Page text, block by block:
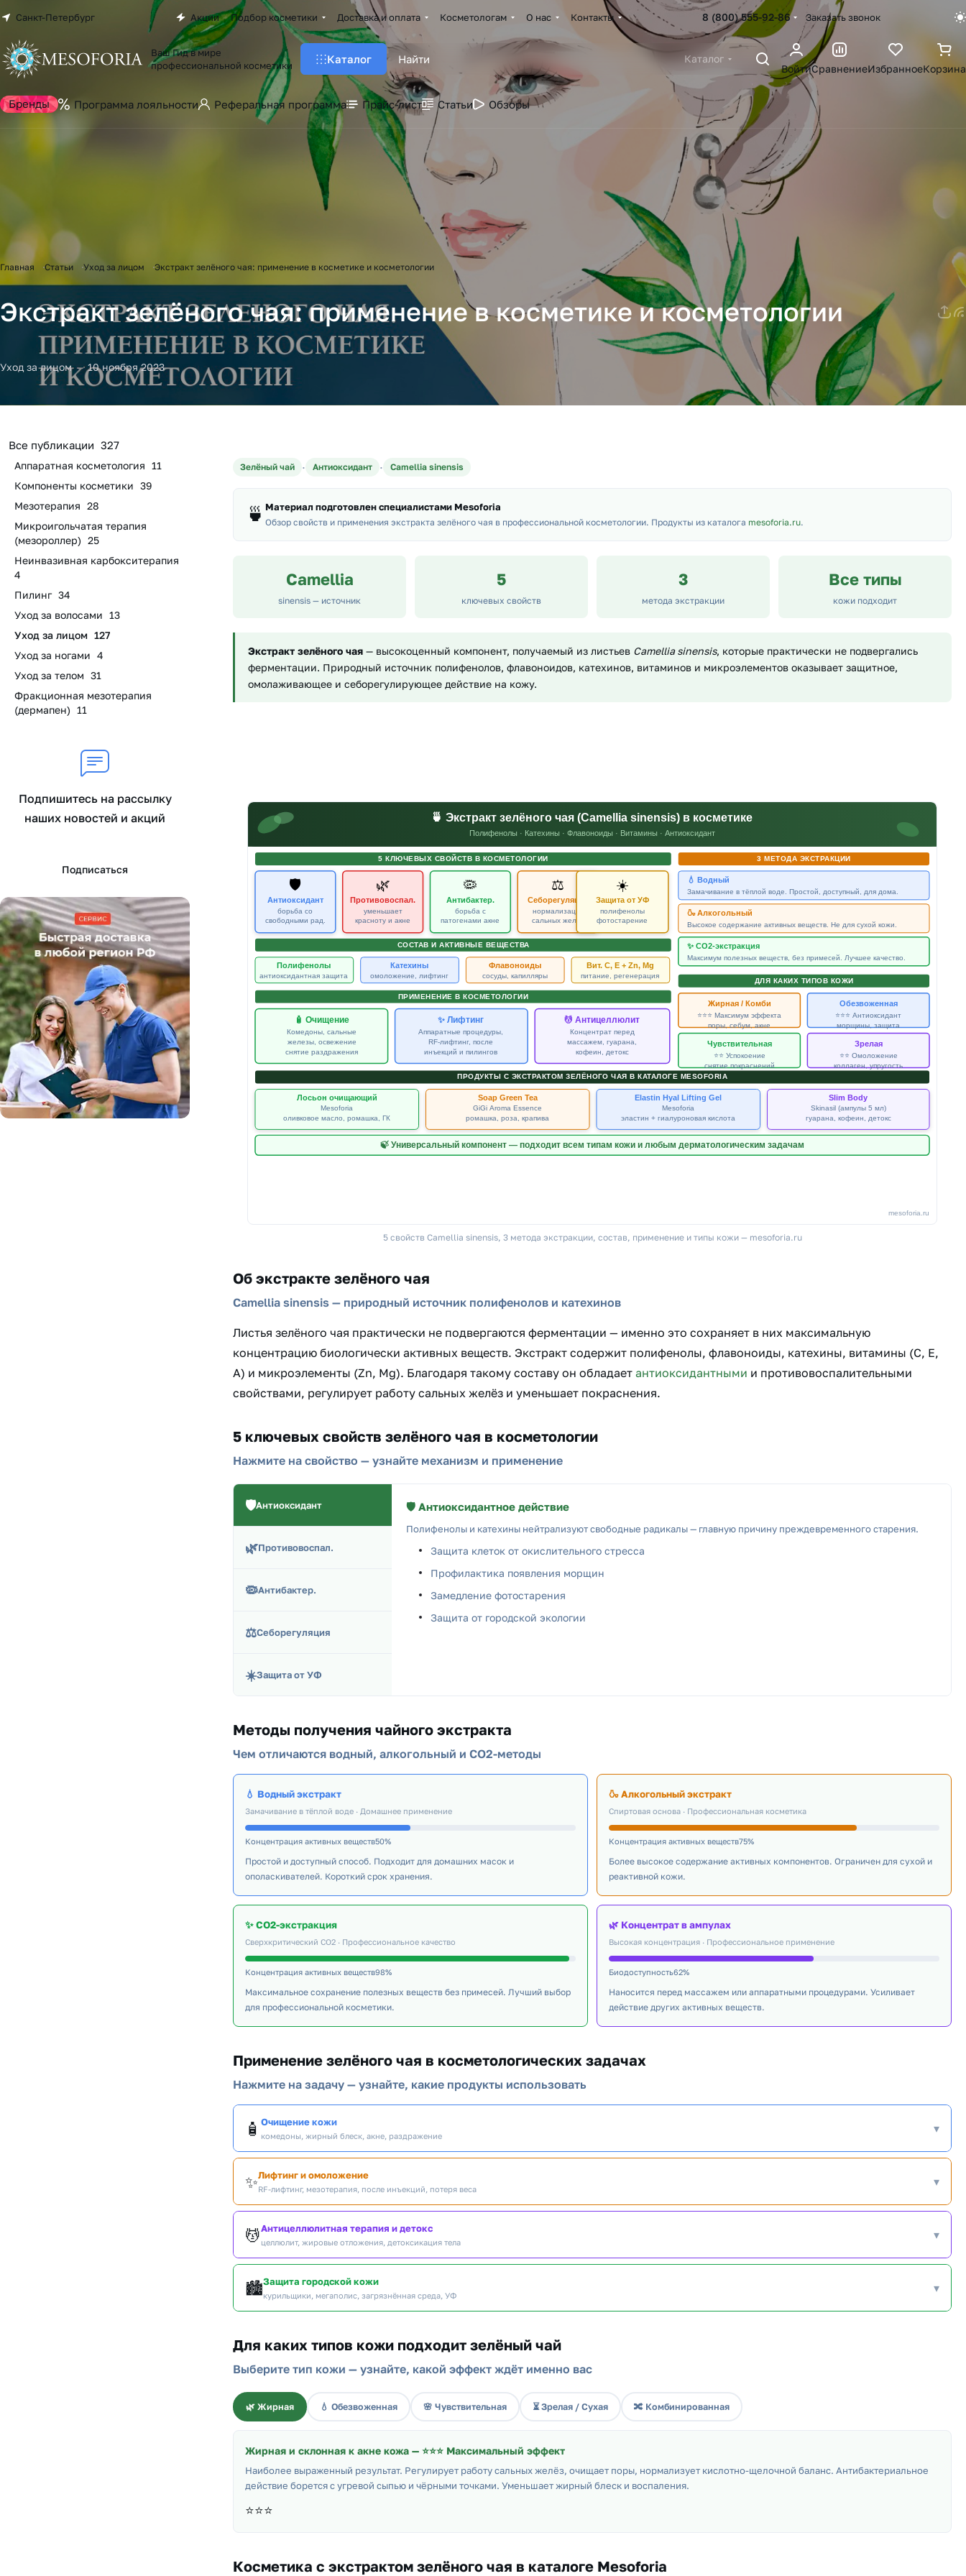
Санкт-Петербург Акции Подбор косметики Доставка и оплата Косметологам О нас Контакты 8 (800) 555-92-86 Заказать звонок
Ваш Гид в мире
профессиональной косметики
Каталог
Каталог
ВойтиСравнениеИзбранноеКорзина
Бренды Программа лояльности Реферальная программа Прайс-лист Статьи Обзоры
Главная Статьи Уход за лицом Экстракт зелёного чая: применение в косметике и косметологии
Экстракт зелёного чая: применение в косметике и косметологии
Уход за лицом 10 ноября 2023
Зелёный чай · Антиоксидант · Camellia sinensis
🍵 Материал подготовлен специалистами Mesoforia
Обзор свойств и применения экстракта зелёного чая в профессиональной косметологии. Продукты из каталога mesoforia.ru.
Camellia
sinensis — источник
5
ключевых свойств
3
метода экстракции
Все типы
кожи подходит
Экстракт зелёного чая — высокоценный компонент, получаемый из листьев Camellia sinensis, которые практически не подвергались
ферментации. Природный источник полифенолов, флавоноидов, катехинов, витаминов и микроэлементов оказывает защитное,
омолаживающее и себорегулирующее действие на кожу.
5 свойств Camellia sinensis, 3 метода экстракции, состав, применение и типы кожи — mesoforia.ru
Об экстракте зелёного чая
Camellia sinensis — природный источник полифенолов и катехинов
Листья зелёного чая практически не подвергаются ферментации — именно это сохраняет в них максимальную
концентрацию биологически активных веществ. Экстракт содержит полифенолы, флавоноиды, катехины, витамины (С, Е,
А) и микроэлементы (Zn, Mg). Благодаря такому составу он обладает антиоксидантными и противовоспалительными
свойствами, регулирует работу сальных желёз и уменьшает покраснения.
5 ключевых свойств зелёного чая в косметологии
Нажмите на свойство — узнайте механизм и применение
🛡️Антиоксидант
🌿Противовоспал.
🦠Антибактер.
⚖️Себорегуляция
☀️Защита от УФ
🛡️ Антиоксидантное действие
Полифенолы и катехины нейтрализуют свободные радикалы — главную причину преждевременного старения.
Защита клеток от окислительного стресса
Профилактика появления морщин
Замедление фотостарения
Защита от городской экологии
Методы получения чайного экстракта
Чем отличаются водный, алкогольный и CO2-методы
💧 Водный экстракт
Замачивание в тёплой воде · Домашнее применение
Концентрация активных веществ50%
Простой и доступный способ. Подходит для домашних масок и
ополаскивателей. Короткий срок хранения.
🍶 Алкогольный экстракт
Спиртовая основа · Профессиональная косметика
Концентрация активных веществ75%
Более высокое содержание активных компонентов. Ограничен для сухой и
реактивной кожи.
✨ CO2-экстракция
Сверхкритический CO2 · Профессиональное качество
Концентрация активных веществ98%
Максимальное сохранение полезных веществ без примесей. Лучший выбор
для профессиональной косметики.
🌿 Концентрат в ампулах
Высокая концентрация · Профессиональное применение
Биодоступность62%
Наносится перед массажем или аппаратными процедурами. Усиливает
действие других активных веществ.
Применение зелёного чая в косметологических задачах
Нажмите на задачу — узнайте, какие продукты использовать
🧴 Очищение кожи
комедоны, жирный блеск, акне, раздражение
▾
✨Лифтинг и омоложение
RF-лифтинг, мезотерапия, после инъекций, потеря веса
▾
💆Антицеллюлитная терапия и детокс
целлюлит, жировые отложения, детоксикация тела
▾
🏙️Защита городской кожи
курильщики, мегаполис, загрязнённая среда, УФ
▾
Для каких типов кожи подходит зелёный чай
Выберите тип кожи — узнайте, какой эффект ждёт именно вас
🌿 Жирная 💧 Обезвоженная 🌸 Чувствительная ⏳ Зрелая / Сухая 🔀 Комбинированная
Жирная и склонная к акне кожа — ⭐⭐⭐ Максимальный эффект
Наиболее выраженный результат. Регулирует работу сальных желёз, очищает поры, нормализует кислотно-щелочной баланс. Антибактериальное
действие борется с угревой сыпью и чёрными точками. Уменьшает жирный блеск и воспаления.
⭐⭐⭐
Косметика с экстрактом зелёного чая в каталоге Mesoforia
Все публикации 327
Аппаратная косметология 11
Компоненты косметики 39
Мезотерапия 28
Микроигольчатая терапия
(мезороллер) 25
Неинвазивная карбокситерапия
4
Пилинг 34
Уход за волосами 13
Уход за лицом 127
Уход за ногами 4
Уход за телом 31
Фракционная мезотерапия
(дермапен) 11
Подпишитесь на рассылку
наших новостей и акций
Подписаться